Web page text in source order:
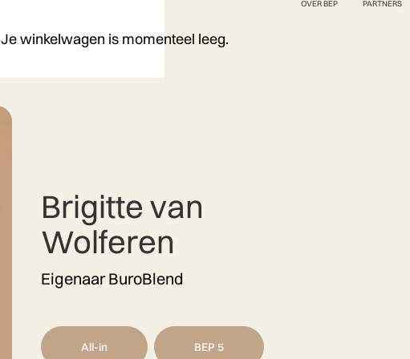
OVER BEP PARTNERS
Je winkelwagen is momenteel leeg.
Brigitte van
Wolferen
Eigenaar BuroBlend
All-in BEP 5